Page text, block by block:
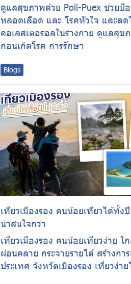
ดูแลสุขภาพด้วย Poli-Puex ช่วยป้
หลอดเลือด และ โรคหัวใจ และล
คอเลสเตอรอลในร่างกาย ดูแลสุข
ก่อนเกิดโรค การรักษา
Blogs
เที่ยวเมืองรอง คนน้อยเที่ยวได้ทั้ง
น่าสนใจกว่า
เที่ยวเมืองรอง คนน้อยเที่ยวง่าย ใ
ผ่อนคลาย กระจายรายได้ สร้างกา
ประเทศ จังหวัดเมืองรอง เที่ยวง่า